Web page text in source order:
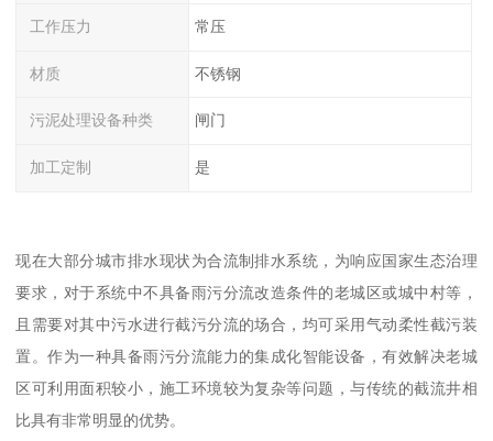
工作压力 常压
材质 不锈钢
污泥处理设备种类 闸门
加工定制 是
现在大部分城市排水现状为合流制排水系统，为响应国家生态治理
要求，对于系统中不具备雨污分流改造条件的老城区或城中村等，
且需要对其中污水进行截污分流的场合，均可采用气动柔性截污装
置。作为一种具备雨污分流能力的集成化智能设备，有效解决老城
区可利用面积较小，施工环境较为复杂等问题，与传统的截流井相
比具有非常明显的优势。